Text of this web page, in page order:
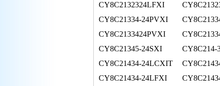
CY8C2132324LFXI
CY8C21334-24PVXI
CY8C2133424PVXI
CY8C21345-24SXI
CY8C214-
CY8C21434-24LCXIT
CY8C21434-24LFXI